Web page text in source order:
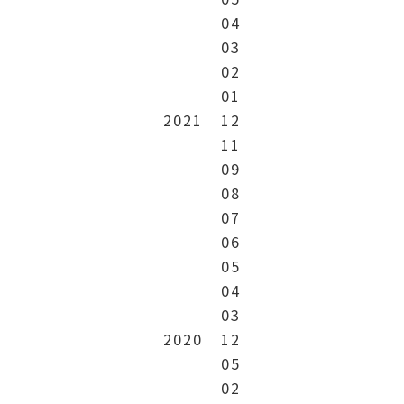
04
03
02
01
2021
12
11
09
08
07
06
05
04
03
2020
12
05
02